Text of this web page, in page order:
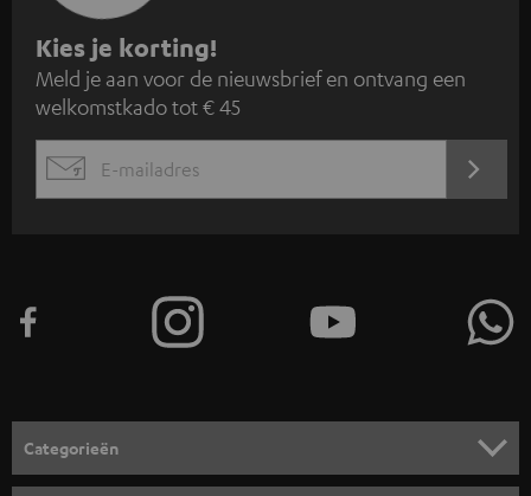
A
a
n
m
e
n
o
r
Kies je korting!
Meld je aan voor de nieuwsbrief en ontvang een
welkomstkado tot € 45
EMAIL
Categorieën